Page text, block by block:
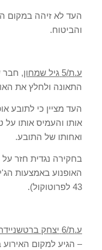
העד לא זיהה במקום
והביטוח.
ע.ת/5 גיל שמחון, חבר
התאונה ולחלץ את
העד מציין כי לתובע
אותו והעמיס אותו
ואחותו של התובע.
בחקירה נגדית חזר
האופנוע באמצעות הג'
43 לפרוטוקול).
ע.ת/6 יצחק
– הגיע למקום האירוע